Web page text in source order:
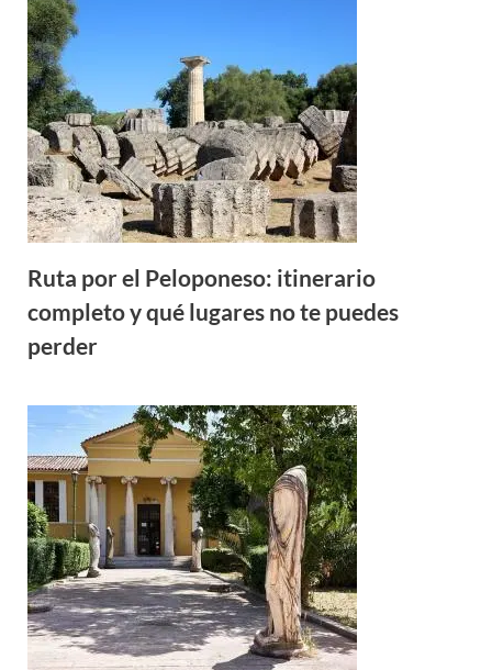
Ruta por el Peloponeso: itinerario
completo y qué lugares no te puedes
perder